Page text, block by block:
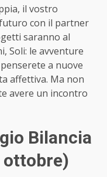
il vostro
con il partner
saranno al
Soli: le avventure
a nuove
affettiva. Ma non
avere un incontro
Bilancia
ottobre)